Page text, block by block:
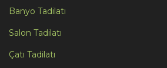
Banyo Tadilatı
Salon Tadilatı
Çatı Tadilatı